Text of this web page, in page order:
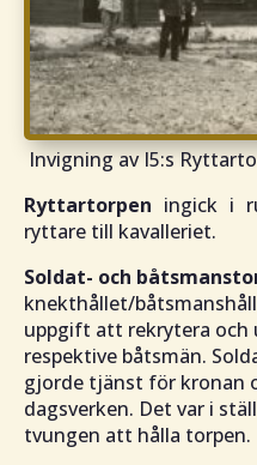
Invigning av I5:s
Ryttartorpen ingick i
ryttare till kavalleriet.
Soldat- och
knekthållet/
uppgift att rekrytera och
respektive båtsmän.
gjorde tjänst för kronan
dagsverken. Det var i
tvungen att hålla torpen.